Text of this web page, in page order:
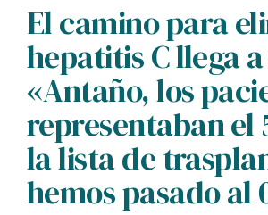
El camino para
hepatitis C llega
«Antaño, los
representaban el
la lista de
hemos pasado al